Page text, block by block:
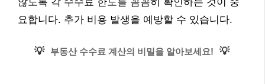
요합니다. 추가 비용 발생을 예방할 수 있습니다.
💡 부동산 수수료 계산의 비밀을 알아보세요! 💡